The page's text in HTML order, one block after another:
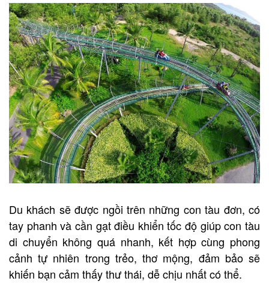
Du khách sẽ được ngồi trên những con tàu đơn, có
tay phanh và cần gạt điều khiển tốc độ giúp con tàu
di chuyển không quá nhanh, kết hợp cùng phong
cảnh tự nhiên trong trẻo, thơ mộng, đảm bảo sẽ
khiến bạn cảm thấy thư thái, dễ chịu nhất có thể.